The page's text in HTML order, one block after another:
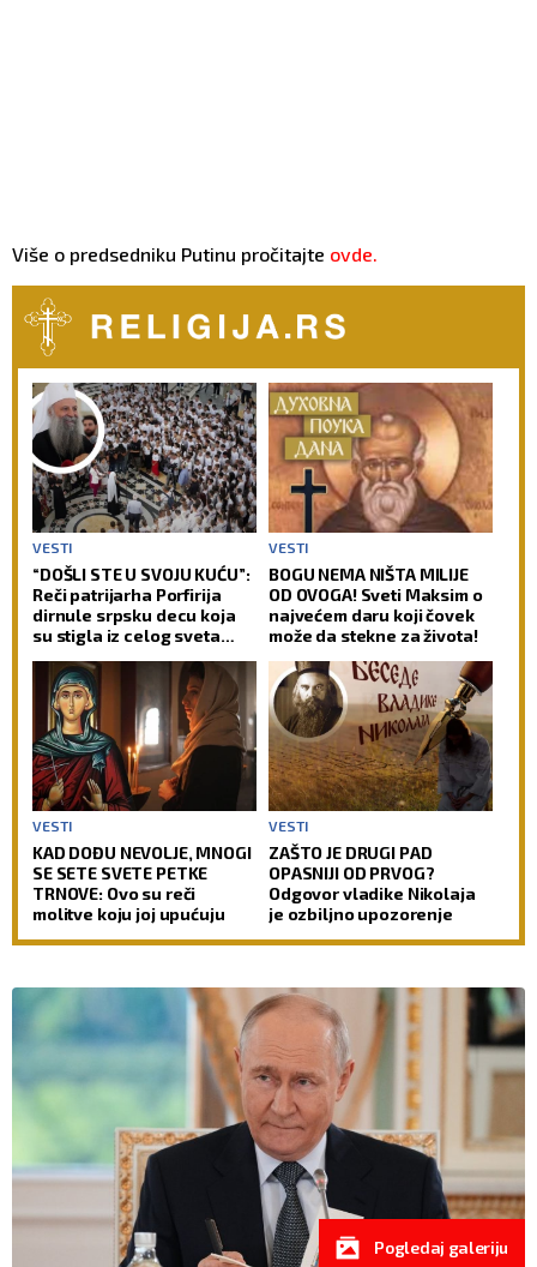
Više o predsedniku Putinu pročitajte ovde.
VESTI
“DOŠLI STE U SVOJU KUĆU”:
Reči patrijarha Porfirija
dirnule srpsku decu koja
su stigla iz celog sveta
VESTI
BOGU NEMA NIŠTA MILIJE
OD OVOGA! Sveti Maksim o
najvećem daru koji čovek
može da stekne za života!
VESTI
KAD DOĐU NEVOLJE, MNOGI
SE SETE SVETE PETKE
TRNOVE: Ovo su reči
molitve koju joj upućuju
VESTI
ZAŠTO JE DRUGI PAD
OPASNIJI OD PRVOG?
Odgovor vladike Nikolaja
je ozbiljno upozorenje
Pogledaj galeriju